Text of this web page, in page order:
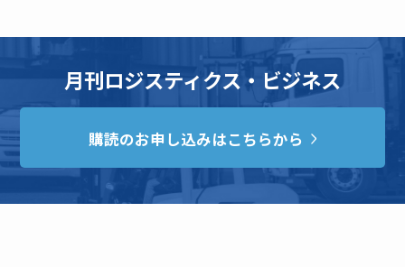
月刊ロジスティクス・ビジネス
購読のお申し込みはこちらから